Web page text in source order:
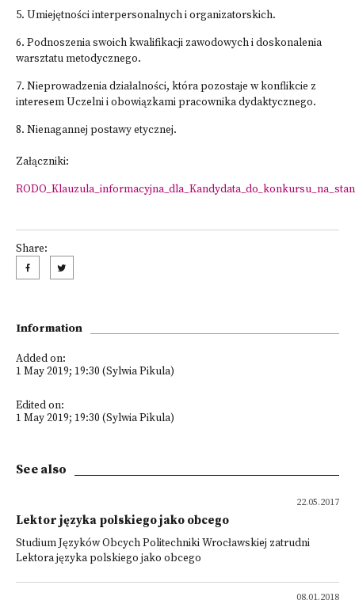
5. Umiejętności interpersonalnych i organizatorskich.
6. Podnoszenia swoich kwalifikacji zawodowych i doskonalenia
warsztatu metodycznego.
7. Nieprowadzenia działalności, która pozostaje w konflikcie z
interesem Uczelni i obowiązkami pracownika dydaktycznego.
8. Nienagannej postawy etycznej.
Załączniki:
Share:
Information
Added on:
1 May 2019; 19:30 (Sylwia Pikula)
Edited on:
1 May 2019; 19:30 (Sylwia Pikula)
See also
22.05.2017
Lektor języka polskiego jako obcego
Studium Języków Obcych Politechniki Wrocławskiej zatrudni
Lektora języka polskiego jako obcego
08.01.2018